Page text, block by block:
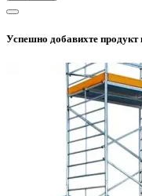
Успешно добавихте